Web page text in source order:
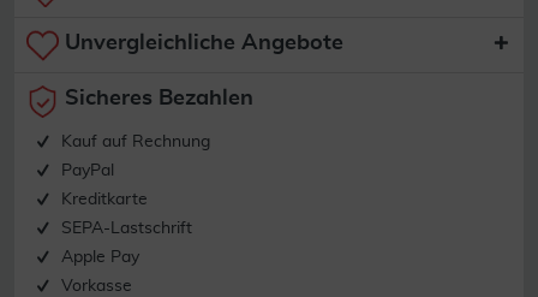
Unvergleichliche Angebote
Sicheres Bezahlen
Kauf auf Rechnung
PayPal
Kreditkarte
SEPA-Lastschrift
Apple Pay
Vorkasse